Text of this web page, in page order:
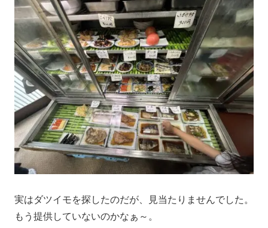
実はダツイモを探したのだが、見当たりませんでした。
もう提供していないのかなぁ～。